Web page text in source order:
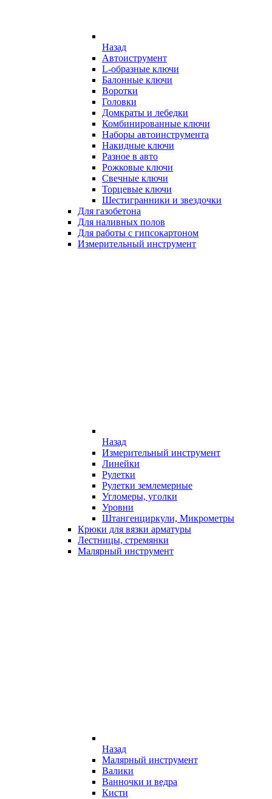
Назад
Автоиструмент
L-образные ключи
Балонные ключи
Воротки
Головки
Домкраты и лебедки
Комбинированные ключи
Наборы автоинструмента
Накидные ключи
Разное в авто
Рожковые ключи
Свечные ключи
Торцевые ключи
Шестигранники и звездочки
Для газобетона
Для наливных полов
Для работы с гипсокартоном
Измерительный инструмент
Назад
Измерительный инструмент
Линейки
Рулетки
Рулетки землемерные
Угломеры, уголки
Уровни
Штангенциркули, Микрометры
Крюки для вязки арматуры
Лестницы, стремянки
Малярный инструмент
Назад
Малярный инструмент
Валики
Ванночки и ведра
Кисти